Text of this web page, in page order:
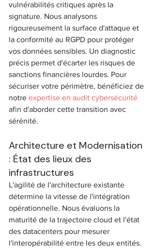
vulnérabilités critiques après la
signature. Nous analysons
rigoureusement la surface d'attaque et
la conformité au RGPD pour protéger
vos données sensibles. Un diagnostic
précis permet d'écarter les risques de
sanctions financières lourdes. Pour
sécuriser votre périmètre, bénéficiez de
notre expertise en audit cybersécurité
afin d'aborder cette transition avec
sérénité.
Architecture et Modernisation
: État des lieux des
infrastructures
L'agilité de l'architecture existante
détermine la vitesse de l'intégration
opérationnelle. Nous évaluons la
maturité de la trajectoire cloud et l'état
des datacenters pour mesurer
l'interopérabilité entre les deux entités.